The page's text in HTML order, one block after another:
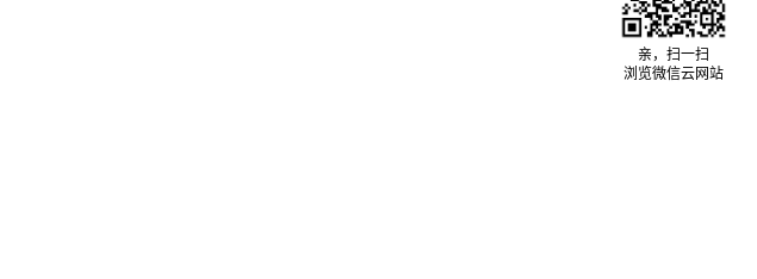
亲，扫一扫
浏览微信云网站